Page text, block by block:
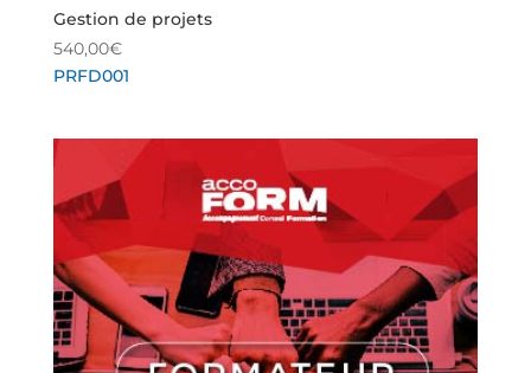
Gestion de projets
540,00€
PRFD001